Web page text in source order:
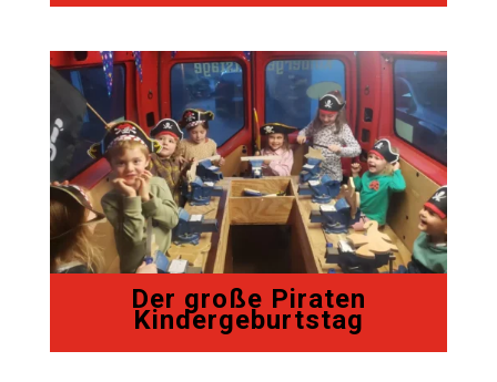
Der große Piraten
Kindergeburtstag